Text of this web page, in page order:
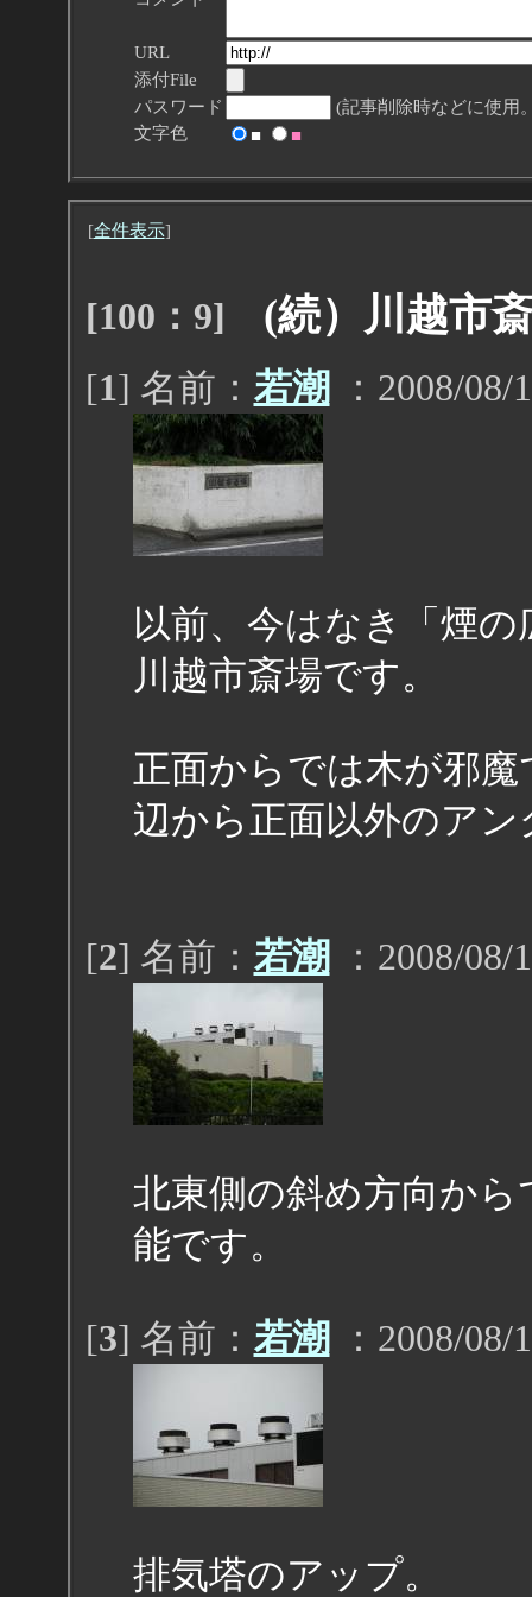
URL
添付File
パスワード
(記事削除時などに使用
文字色
■ ■
[全件表示]
[100：9] (続）川越市
[1] 名前： 若潮 ：2008/
以前、今はなき「煙
川越市斎場です。
正面からでは木が邪
辺から正面以外のア
[2] 名前： 若潮 ：2008/
北東側の斜め方向か
能です。
[3] 名前： 若潮 ：2008/
排気塔のアップ。